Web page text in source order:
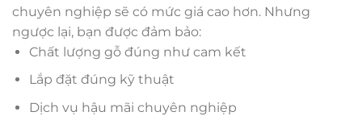
chuyên nghiệp sẽ có mức giá cao hơn. Nhưng
ngược lại, bạn được đảm bảo:
Chất lượng gỗ đúng như cam kết
Lắp đặt đúng kỹ thuật
Dịch vụ hậu mãi chuyên nghiệp